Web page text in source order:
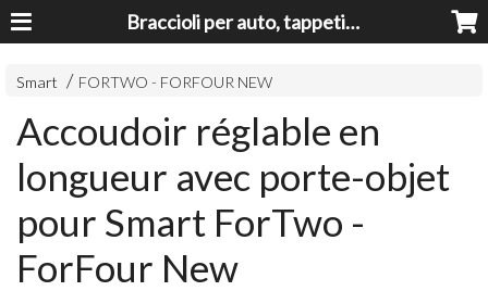
Braccioli per auto, tappeti auto, accessori auto MADE IN ITALY - Armrests, Mittelarmlehnen, Accoundoirs
Smart FORTWO - FORFOUR NEW
Accoudoir réglable en
longueur avec porte-objet
pour Smart ForTwo -
ForFour New